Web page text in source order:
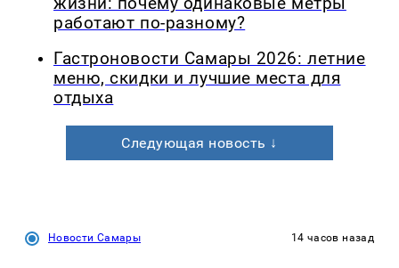
работают по-разному?
Гастроновости Самары 2026: летние
меню, скидки и лучшие места для
отдыха
Следующая новость ↓
Новости Самары 14 часов назад